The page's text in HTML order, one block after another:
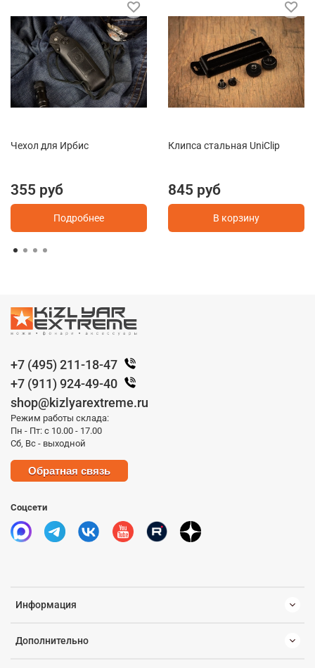
Чехол для Ирбис
355 руб
Подробнее
Клипса стальная UniClip
845 руб
В корзину
Информация
Дополнительно
+7 (495) 211-18-47
+7 (911) 924-49-40
shop@kizlyarextreme.ru
Режим работы склада:
Пн - Пт: с 10.00 - 17.00
Сб, Вс - выходной
Обратная связь
Соцсети